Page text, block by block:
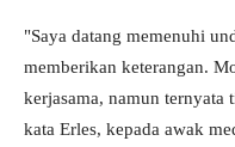
"Saya datang memenuhi
memberikan keterangan.
kerjasama, namun
kata Erles, kepada awak